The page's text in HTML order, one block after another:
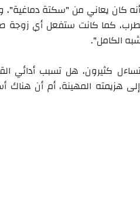
كان يعاني من "سكتة دماغية"،
كما كانت ستفعل أي
الكامل".
كثيرون، هل تسبب
هزيمته المهينة، أم أن هناك